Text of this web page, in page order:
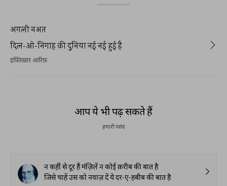
अगली नअत
दिल-ओ-निगाह की दुनिया नई नई हुई है
इफ़्तिख़ार आरिफ़
REKHTA RECENT